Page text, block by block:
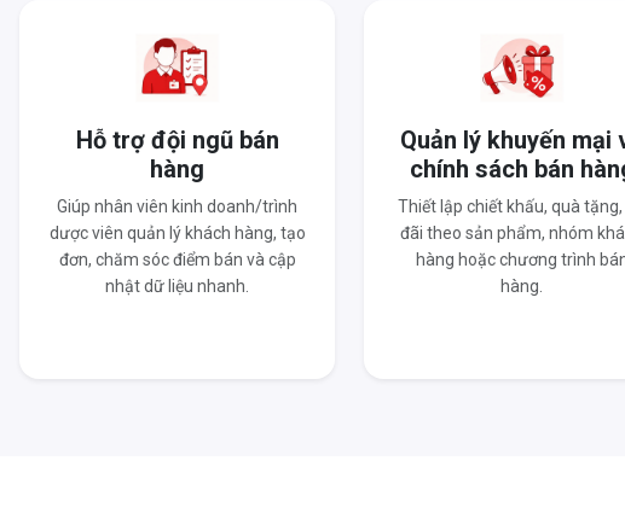
Hỗ trợ đội ngũ bán
hàng
Giúp nhân viên kinh doanh/trình
dược viên quản lý khách hàng, tạo
đơn, chăm sóc điểm bán và cập
nhật dữ liệu nhanh.
Quản lý khuyến mại
chính sách bán
Thiết lập chiết khấu, quà
đãi theo sản phẩm, nhóm
hàng hoặc chương trình
hàng.